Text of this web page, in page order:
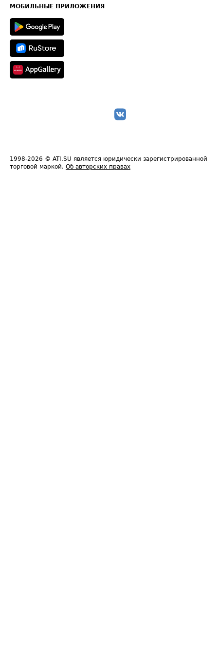
Техническая информация
МОБИЛЬНЫЕ ПРИЛОЖЕНИЯ
1998-2026 © ATI.SU является юридически зарегистрированной
торговой маркой. Об авторских правах